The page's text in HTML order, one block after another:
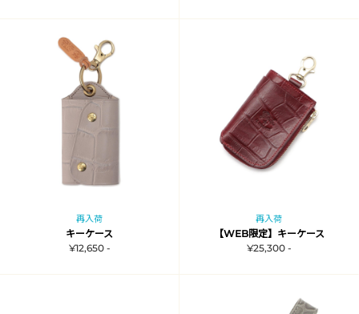
再入荷
キーケース
¥12,650 -
再入荷
【WEB限定】キーケース
¥25,300 -